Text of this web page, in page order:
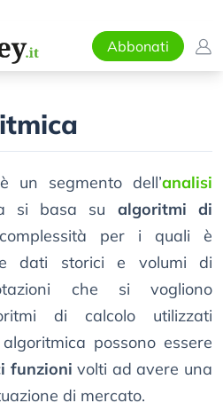
Abbonati
un segmento dell’analisi
si basa su algoritmi di
per i quali è
dati storici e volumi di
che si vogliono
di calcolo utilizzati
possono essere
funzioni volti ad avere una
di mercato.